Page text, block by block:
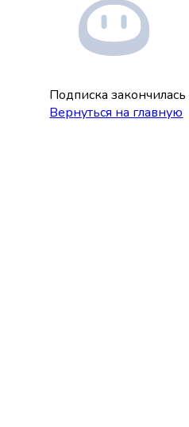
Подписка
Вернуться на главную